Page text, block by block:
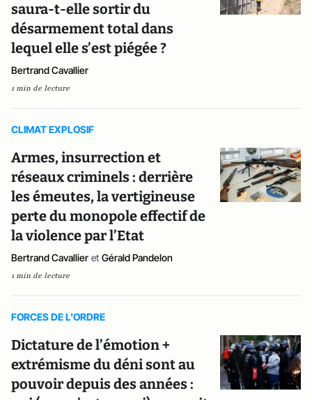
saura-t-elle sortir du
désarmement total dans
lequel elle s’est piégée ?
Bertrand Cavallier
1 min de lecture
CLIMAT EXPLOSIF
Armes, insurrection et
réseaux criminels : derrière
les émeutes, la vertigineuse
perte du monopole effectif de
la violence par l’Etat
Bertrand Cavallier et Gérald Pandelon
1 min de lecture
FORCES DE L'ORDRE
Dictature de l’émotion +
extrémisme du déni sont au
pouvoir depuis des années :